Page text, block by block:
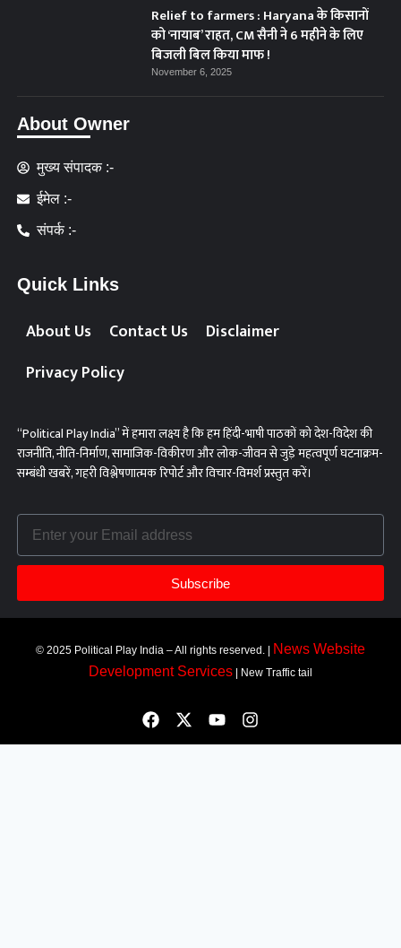
Relief to farmers : Haryana के किसानों
को ‘नायाब’ राहत, CM सैनी ने 6 महीने के लिए
बिजली बिल किया माफ !
November 6, 2025
About Owner
मुख्य संपादक :-
ईमेल :-
संपर्क :-
Quick Links
About Us Contact Us
Disclaimer
Privacy Policy
“Political Play India” में हमारा लक्ष्य है कि हम हिंदी-भाषी पाठकों को देश-विदेश की
राजनीति, नीति-निर्माण, सामाजिक-विकीरण और लोक-जीवन से जुड़े महत्वपूर्ण घटनाक्रम-
सम्बंधी खबरें, गहरी विश्लेषणात्मक रिपोर्ट और विचार-विमर्श प्रस्तुत करें।
Subscribe
© 2025 Political Play India – All rights reserved. |
News Website
Development Services | New Traffic tail